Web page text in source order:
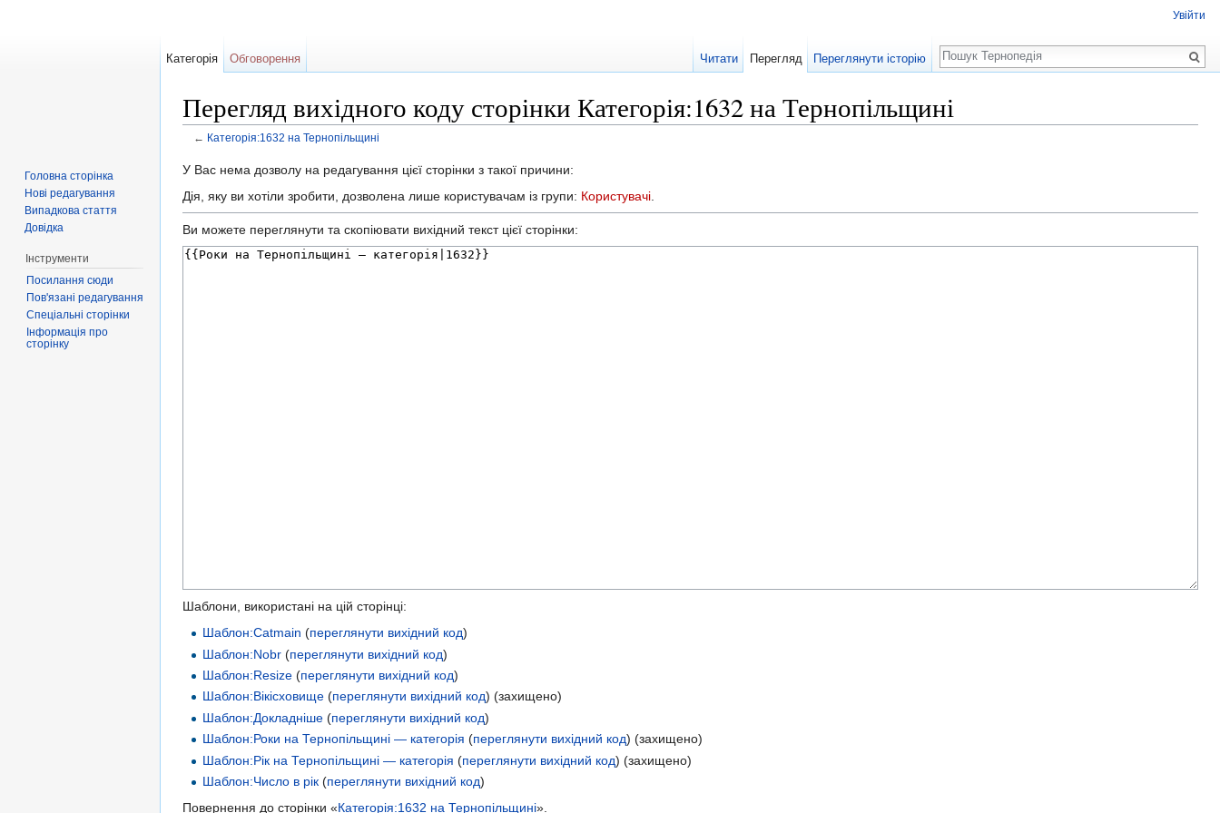
Перегляд вихідного коду сторінки Категорія:1632 на Тернопільщині
← Категорія:1632 на Тернопільщині
У Вас нема дозволу на редагування цієї сторінки з такої причини:
Дія, яку ви хотіли зробити, дозволена лише користувачам із групи: Користувачі
Ви можете переглянути та скопіювати вихідний текст цієї сторінки:
Шаблони, використані на цій сторінці:
Шаблон:Catmain (переглянути вихідний код)
Шаблон:Nobr (переглянути вихідний код)
Шаблон:Resize (переглянути вихідний код)
Шаблон:Вікісховище (переглянути вихідний код) (захищено)
Шаблон:Докладніше (переглянути вихідний код)
Шаблон:Роки на Тернопільщині — категорія (переглянути вихідний код) (захищено)
Шаблон:Рік на Тернопільщині — категорія (переглянути вихідний код) (захищено)
Шаблон:Число в рік (переглянути вихідний код)
Повернення до сторінки «Категорія:1632 на Тернопільщині».
Увійти
Категорія Обговорення Читати Перегляд Переглянути історію
Пошук
Головна сторінка
Нові редагування
Випадкова стаття
Довідка
Інструменти
Посилання сюди
Пов'язані редагування
Спеціальні сторінки
Інформація про
сторінку